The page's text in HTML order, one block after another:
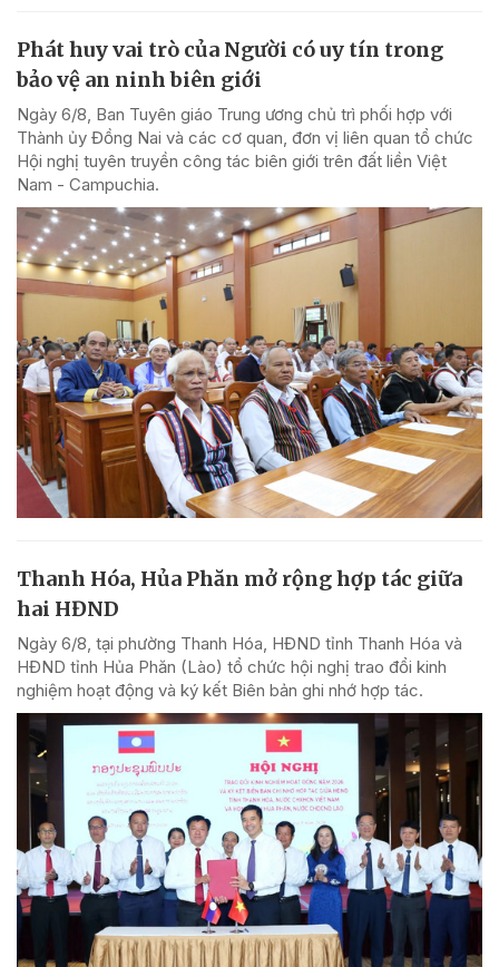
Phát huy vai trò của Người có uy tín trong
bảo vệ an ninh biên giới
Ngày 6/8, Ban Tuyên giáo Trung ương chủ trì phối hợp với
Thành ủy Đồng Nai và các cơ quan, đơn vị liên quan tổ chức
Hội nghị tuyên truyền công tác biên giới trên đất liền Việt
Nam - Campuchia.
Thanh Hóa, Hủa Phăn mở rộng hợp tác giữa
hai HĐND
Ngày 6/8, tại phường Thanh Hóa, HĐND tỉnh Thanh Hóa và
HĐND tỉnh Hủa Phăn (Lào) tổ chức hội nghị trao đổi kinh
nghiệm hoạt động và ký kết Biên bản ghi nhớ hợp tác.